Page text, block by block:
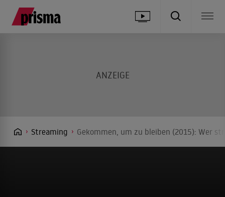
Streaming Gekommen, um zu bleiben (2015): Wer